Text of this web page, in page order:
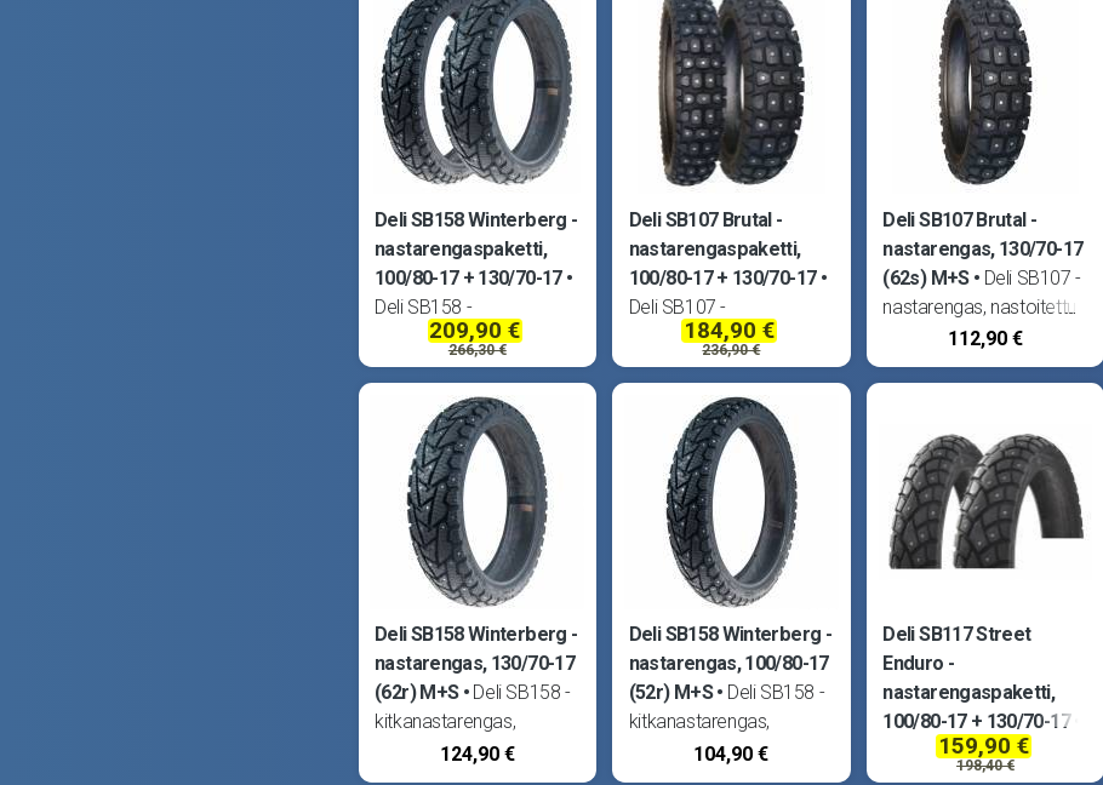
Deli SB158 Winterberg -
nastarengaspaketti,
100/80-17 + 130/70-17
Deli SB158 -
kitkanastarengaspaketti.
Sopii kaikkiin SuperMoto
-mopoihin, esim. Derbi
Senda, Aprilia RX/SX,
MBK X-Limit, Yamaha
DT50 ym. Lisäksi saatat
tarvita myös nä
209,90 €
266,30 €
Deli SB107 Brutal -
nastarengaspaketti,
100/80-17 + 130/70-17
Deli SB107 -
nastarengaspaketti. Sopii
kaikkiin SuperMoto -
mopoihin, esim. Derbi
Senda, Aprilia RX/SX,
MBK X-Limit, Yamaha
DT50 ym. Lisäksi saatat
tarvita myös nä
184,90 €
236,90 €
Deli SB107 Brutal -
nastarengas, 130/70-17
(62s) M+S
Deli SB107 -
nastarengas, nastoitettu
Suomessa. Renkaassa
133kpl nastoja. Tubeless,
millimitoitettu
nastarengas karkealla
nappulakuviolla
Supermoto -mopoihin!
Korvaa huippusuositun
112,90 €
Deli SB158 Winterberg -
nastarengas, 130/70-17
(62r) M+S
Deli SB158 -
kitkanastarengas,
nastoitettu Suomessa.
Renkaassa 120kpl
124,90 €
Deli SB158 Winterberg -
nastarengas, 100/80-17
(52r) M+S
Deli SB158 -
kitkanastarengas,
nastoitettu Suomessa.
Renkaassa 144kpl
104,90 €
Deli SB117 Street
Enduro -
nastarengaspaketti,
100/80-17 + 130/70-17
Deli SB117 -
nastarengaspaketti. Sopii
159,90 €
198,40 €